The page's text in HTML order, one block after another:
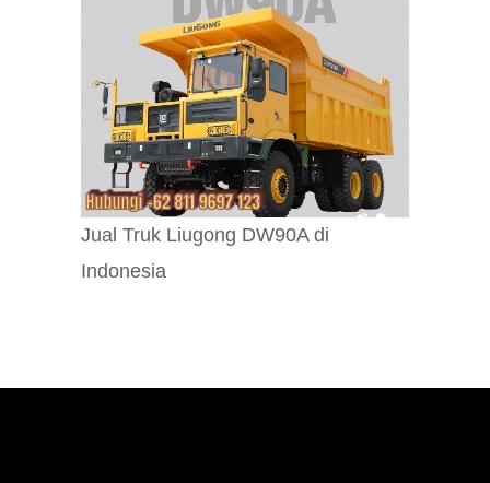
Jual Truk Liugong DW90A di
Indonesia